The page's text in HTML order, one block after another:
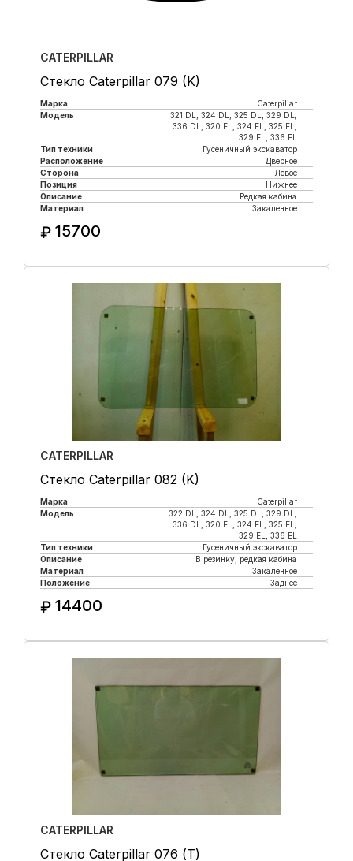
CATERPILLAR
Стекло Caterpillar 079 (K)
Марка
Caterpillar
Модель
321 DL, 324 DL, 325 DL, 329 DL,
336 DL, 320 EL, 324 EL, 325 EL,
329 EL, 336 EL
Тип техники
Гусеничный экскаватор
Расположение
Дверное
Сторона
Левое
Позиция
Нижнее
Описание
Редкая кабина
Материал
Закаленное
₽ 15700
CATERPILLAR
Стекло Caterpillar 082 (K)
Марка
Caterpillar
Модель
322 DL, 324 DL, 325 DL, 329 DL,
336 DL, 320 EL, 324 EL, 325 EL,
329 EL, 336 EL
Тип техники
Гусеничный экскаватор
Описание
В резинку, редкая кабина
Материал
Закаленное
Положение
Заднее
₽ 14400
CATERPILLAR
Стекло Caterpillar 076 (Т)